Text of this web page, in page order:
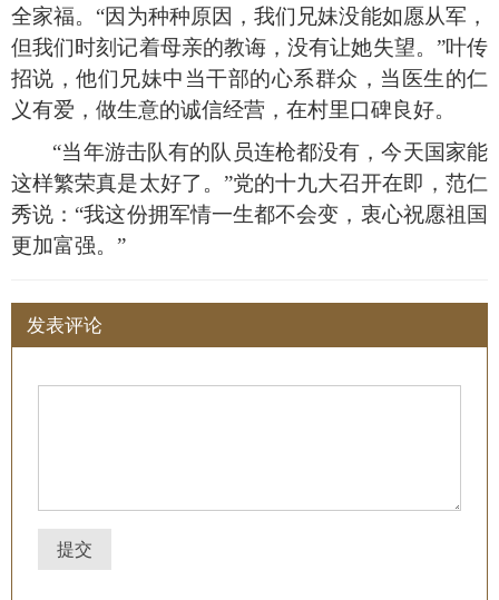
全家福。“因为种种原因，我们兄妹没能如愿从军，
但我们时刻记着母亲的教诲，没有让她失望。”叶传
招说，他们兄妹中当干部的心系群众，当医生的仁
义有爱，做生意的诚信经营，在村里口碑良好。
“当年游击队有的队员连枪都没有，今天国家能
这样繁荣真是太好了。”党的十九大召开在即，范仁
秀说：“我这份拥军情一生都不会变，衷心祝愿祖国
更加富强。”
发表评论
提交